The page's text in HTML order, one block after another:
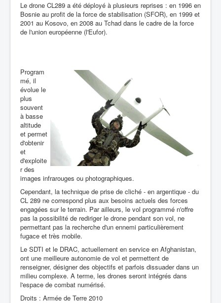
Le drone CL289 a été déployé à plusieurs reprises : en 1996 en
Bosnie au profit de la force de stabilisation (SFOR), en 1999 et
2001 au Kosovo, en 2008 au Tchad dans le cadre de la force
de l'union européenne (l'Eufor).
Program
mé, il
évolue le
plus
souvent
à basse
altitude
et permet
d'obtenir
et
d'exploite
r des
images infrarouges ou photographiques.
Cependant, la technique de prise de cliché - en argentique - du
CL 289 ne correspond plus aux besoins actuels des forces
engagées sur le terrain. Par ailleurs, le vol programmé n'offre
pas la possibilité de rediriger le drone pendant son vol, ne
permettant pas la recherche d'un ennemi particulièrement
fugace et très mobile.
Le SDTI et le DRAC, actuellement en service en Afghanistan,
ont une meilleure autonomie de vol et permettent de
renseigner, désigner des objectifs et parfois dissuader dans un
milieu complexe. A terme, les drones seront intégrés dans
l'espace de combat numérisé.
Droits : Armée de Terre 2010